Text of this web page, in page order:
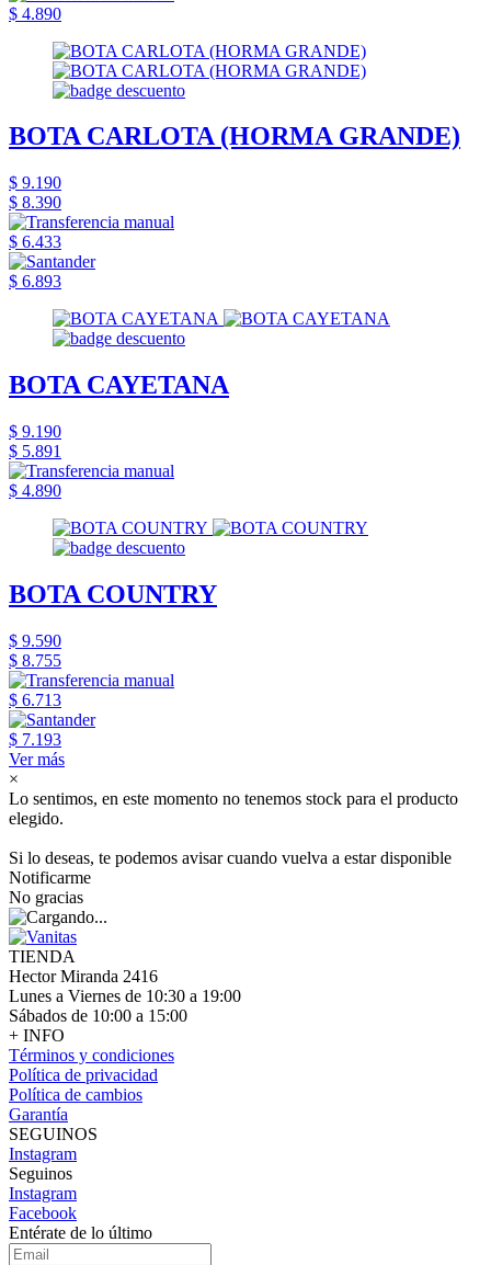
$ 4.890
BOTA CARLOTA (HORMA GRANDE)
$ 9.190
$ 8.390
$ 6.433
$ 6.893
BOTA CAYETANA
$ 9.190
$ 5.891
$ 4.890
BOTA COUNTRY
$ 9.590
$ 8.755
$ 6.713
$ 7.193
Ver más
×
Lo sentimos, en este momento no tenemos stock para el producto
elegido.
Si lo deseas, te podemos avisar cuando vuelva a estar disponible
Notificarme
No gracias
TIENDA
Hector Miranda 2416
Lunes a Viernes de 10:30 a 19:00
Sábados de 10:00 a 15:00
+ INFO
Términos y condiciones
Política de privacidad
Política de cambios
Garantía
SEGUINOS
Instagram
Seguinos
Instagram
Facebook
Entérate de lo último